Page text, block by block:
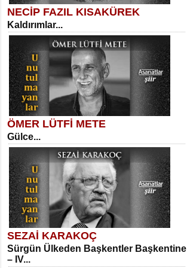
SELAHATTİN YILDIZ
İnsanın Zindanı...
MEHMET TAŞTAN
Vagon’da Bir Şairle...
SITKI CANEY
Oruçla Devrim ve Özgürlüğe…...
Necati Sarıca
Ben Kader Vurgunuyum Maria...
Sibel Orhan
İki Kırık Boşluk...
NECİP FAZIL KISAKÜREK
Kaldırımlar...
ÖMER LÜTFİ METE
Gülce...
SEZAİ KARAKOÇ
Sürgün Ülkeden Başkentler Başkentine
– IV...